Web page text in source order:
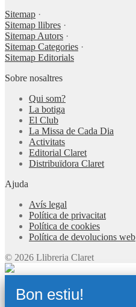
Sitemap ·
Sitemap llibres ·
Sitemap Autors ·
Sitemap Categories ·
Sitemap Editorials
Sobre nosaltres
Qui som?
La botiga
El Club
La Missa de Cada Dia
Activitats
Editorial Claret
Distribuïdora Claret
Ajuda
Avís legal
Política de privacitat
Política de cookies
Política de devolucions web
© 2026 Llibreria Claret
Bon estiu!